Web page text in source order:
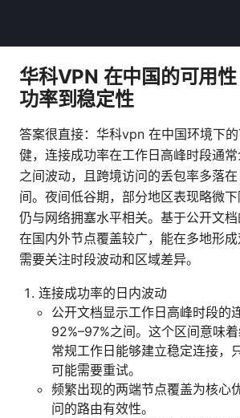
华科VPN 在中国的可用
功率到稳定性
答案很直接：华科vpn 在中国环境下
健，连接成功率在工作日高峰时段通
之间波动，且跨境访问的丢包率多落
间。夜间低谷期，部分地区表现略微
仍与网络拥塞水平相关。基于公开文
在国内外节点覆盖较广，能在多地形
需要关注时段波动和区域差异。
连接成功率的日内波动
公开文档显示工作日高峰时段的
92%–97%之间。这个区间意味
常规工作日能够建立稳定连接，
可能需要重试。
频繁出现的两端节点覆盖为核心
问的路由有效性。